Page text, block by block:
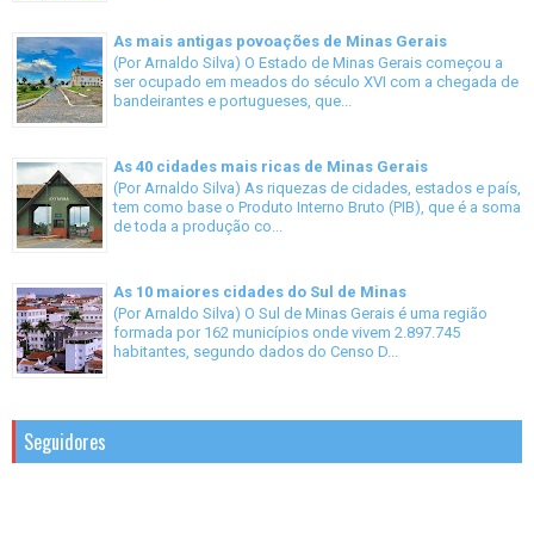
As mais antigas povoações de Minas Gerais
(Por Arnaldo Silva) O Estado de Minas Gerais começou a
ser ocupado em meados do século XVI com a chegada de
bandeirantes e portugueses, que...
As 40 cidades mais ricas de Minas Gerais
(Por Arnaldo Silva) As riquezas de cidades, estados e país,
tem como base o Produto Interno Bruto (PIB), que é a soma
de toda a produção co...
As 10 maiores cidades do Sul de Minas
(Por Arnaldo Silva) O Sul de Minas Gerais é uma região
formada por 162 municípios onde vivem 2.897.745
habitantes, segundo dados do Censo D...
Seguidores